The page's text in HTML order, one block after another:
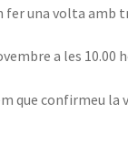
fer una volta amb
a les
que confirmeu